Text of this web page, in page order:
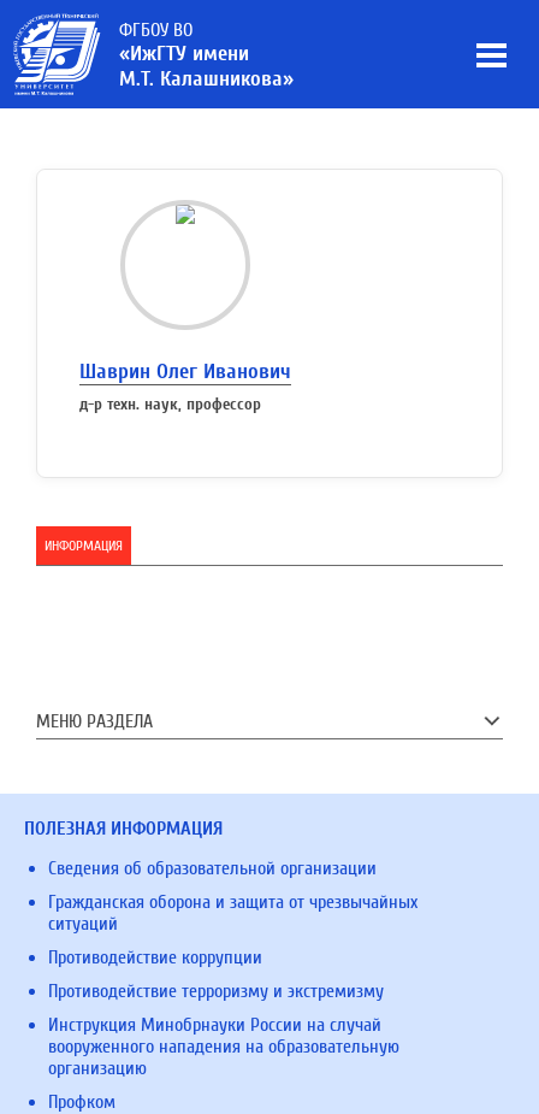
ФГБОУ ВО
«ИжГТУ имени
М.Т. Калашникова»
Шаврин Олег Иванович
д-р техн. наук, профессор
ИНФОРМАЦИЯ
МЕНЮ РАЗДЕЛА
ПОЛЕЗНАЯ ИНФОРМАЦИЯ
Сведения об образовательной организации
Гражданская оборона и защита от чрезвычайных
ситуаций
Противодействие коррупции
Противодействие терроризму и экстремизму
Инструкция Минобрнауки России на случай
вооруженного нападения на образовательную
организацию
Профком